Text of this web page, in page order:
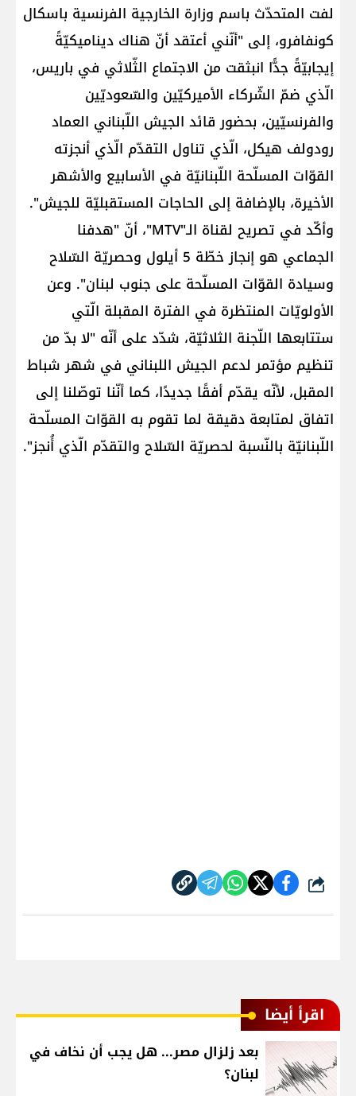
لفت المتحدّث باسم ​وزارة الخارجية الفرنسية​ باسكال
كونفافرو، إلى "أنّني أعتقد أنّ هناك ديناميكيّةً
إيجابيّةً جدًّا انبثقت من الاجتماع الثّلاثي في ​باريس​،
الّذي ضمّ الشّركاء الأميركيّين والسّعوديّين
والفرنسيّين، بحضور قائد الجيش اللّبناني العماد ​
رودولف هيكل​، الّذي تناول التقدّم الّذي أنجزته
القوّات المسلّحة اللّبنانيّة في الأسابيع والأشهر
الأخيرة، بالإضافة إلى الحاجات المستقبليّة للجيش".
وأكّد في تصريح لقناة الـ"MTV"، أنّ "هدفنا
الجماعي هو إنجاز خطّة 5 أيلول وحصريّة السّلاح
وسيادة القوّات المسلّحة على ​جنوب لبنان​". وعن
الأولويّات المنتظرة في الفترة المقبلة الّتي
ستتابعها اللّجنة الثلاثيّة، شدّد على أنّه "لا بدّ من
تنظيم مؤتمر لدعم ​الجيش اللبناني​ في شهر شباط
المقبل، لأنّه يقدّم أفقًا جديدًا، كما أنّنا توصّلنا إلى
اتفاق لمتابعة دقيقة لما تقوم به القوّات المسلّحة
اللّبنانيّة بالنّسبة لحصريّة السّلاح والتقدّم الّذي أُنجز".
شارك
اقرأ أيضا
بعد زلزال مصر... هل يجب أن نخاف في
لبنان؟